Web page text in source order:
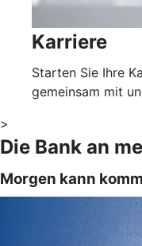
Karriere
Starten Sie Ihre
gemeinsam mit
>
Die Bank an
Morgen kann